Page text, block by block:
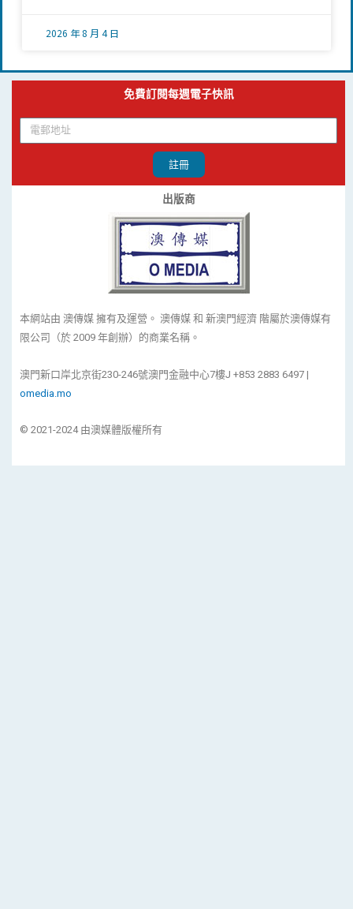
2026 年 8 月 4 日
免費訂閱每週電子快訊
註冊
出版商
本網站由 澳傳媒 擁有及運營。 澳傳媒 和 新澳門經濟 階屬於澳傳媒有
限公司（於 2009 年創辦）的商業名稱。
澳門新口岸北京街230-246號澳門金融中心7樓J +853 2883 6497 |
omedia.mo
© 2021-2024 由澳媒體版權所有